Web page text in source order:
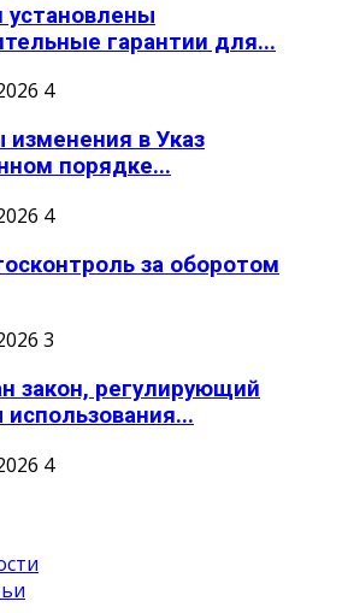
установлены
гарантии для...
4
изменения в Указ
порядке...
4
за оборотом
3
закон, регулирующий
4